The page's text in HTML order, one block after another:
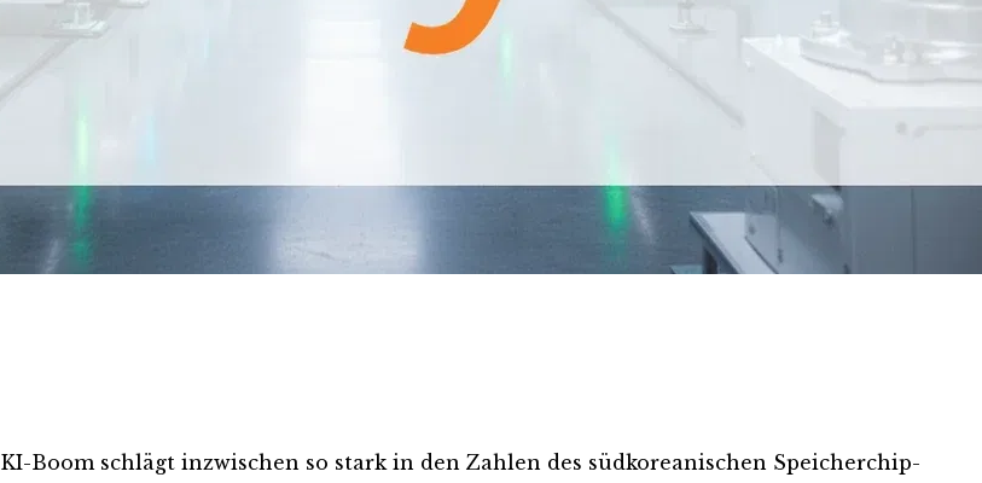
Boom schlägt inzwischen so stark in den Zahlen des südkoreanischen Speicherchip-